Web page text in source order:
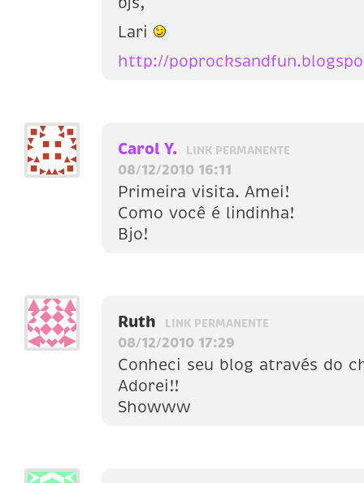
Lari
http://
Carol Y. LINK PERMANENTE
08/12/2010 16:11
Primeira visita. Amei!
Como você é lindinha!
Bjo!
Ruth LINK PERMANENTE
08/12/2010 17:29
Conheci seu blog através do
Adorei!!
Showww